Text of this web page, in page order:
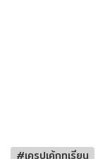
#เครปเค้กทุเรียน